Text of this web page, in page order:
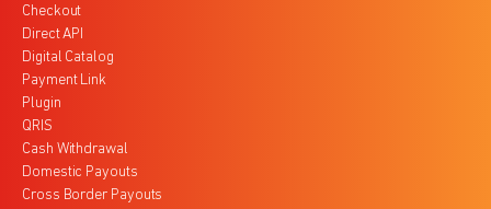
Checkout
Direct API
Digital Catalog
Payment Link
Plugin
QRIS
Cash Withdrawal
Domestic Payouts
Cross Border Payouts